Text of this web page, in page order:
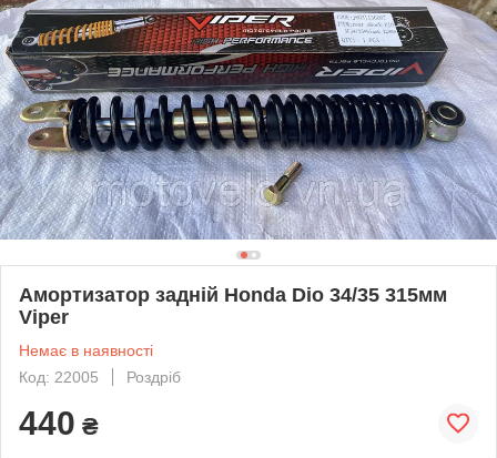
Амортизатор задній Honda Dio 34/35 315мм
Viper
Немає в наявності
Код: 22005
Роздріб
440 ₴